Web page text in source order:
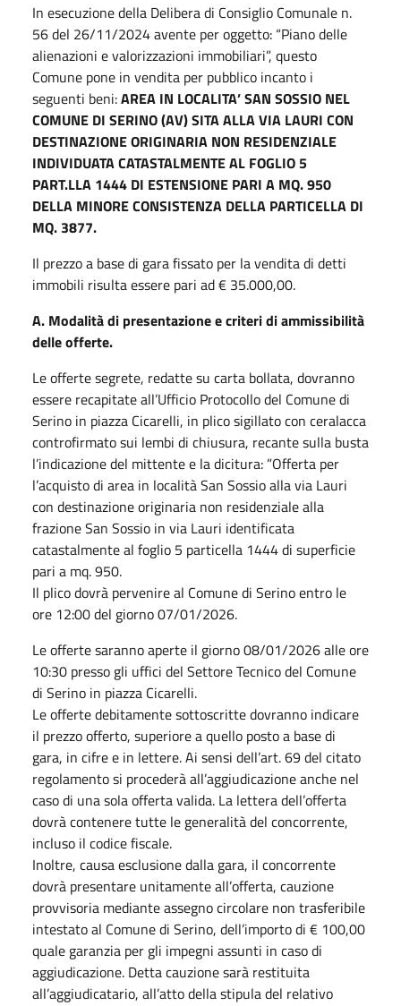
In esecuzione della Delibera di Consiglio Comunale n.
56 del 26/11/2024 avente per oggetto: “Piano delle
alienazioni e valorizzazioni immobiliari”, questo
Comune pone in vendita per pubblico incanto i
seguenti beni:AREA IN LOCALITA’ SAN SOSSIO NEL
COMUNE DI SERINO (AV) SITA ALLA VIA LAURI CON
DESTINAZIONE ORIGINARIA NON RESIDENZIALE
INDIVIDUATACATASTALMENTE AL FOGLIO 5
PART.LLA 1444 DI ESTENSIONE PARI A MQ. 950
DELLA MINORE CONSISTENZA DELLA PARTICELLA DI
MQ. 3877.
Il prezzo a base di gara fissato per la vendita di detti
immobili risulta essere pari ad € 35.000,00.
A. Modalità di presentazione e criteri di ammissibilità
delle offerte.
Le offerte segrete, redatte su carta bollata, dovranno
essere recapitate all’Ufficio Protocollo del Comune di
Serino in piazza Cicarelli, in plico sigillato con ceralacca
controfirmato sui lembi di chiusura, recante sulla busta
l’indicazione del mittente e la dicitura: ”Offerta per
l’acquisto di area in località San Sossio alla via Lauri
con destinazione originaria non residenziale alla
frazione San Sossio in via Lauri identificata
catastalmente al foglio 5 particella 1444 di superficie
pari a mq. 950.
Il plico dovrà pervenire al Comune di Serino entro le
ore 12:00 del giorno 07/01/2026.
Le offerte saranno aperte il giorno 08/01/2026 alle ore
10:30 presso gli uffici del Settore Tecnico del Comune
di Serino in piazza Cicarelli.
Le offerte debitamente sottoscritte dovranno indicare
il prezzo offerto, superiore a quello posto a base di
gara, in cifre e in lettere. Ai sensi dell’art. 69 del citato
regolamento si procederà all’aggiudicazione anche nel
caso di una sola offerta valida. La lettera dell’offerta
dovrà contenere tutte le generalità del concorrente,
incluso il codice fiscale.
Inoltre, causa esclusione dalla gara, il concorrente
dovrà presentare unitamente all’offerta, cauzione
provvisoria mediante assegno circolare non trasferibile
intestato al Comune di Serino, dell’importo di € 100,00
quale garanzia per gli impegni assunti in caso di
aggiudicazione. Detta cauzione sarà restituita
all’aggiudicatario, all’atto della stipula del relativo